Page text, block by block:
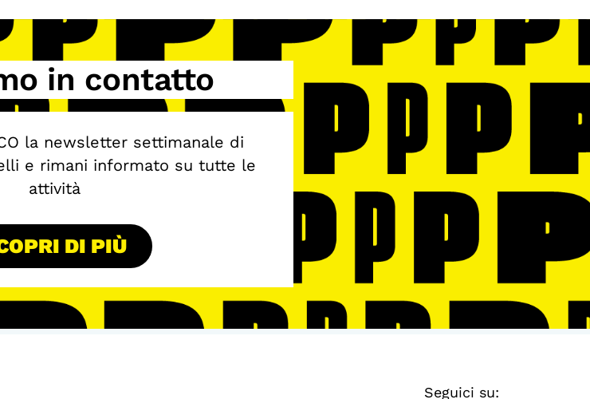
in contatto
la newsletter settimanale di
e rimani informato su tutte le
attività
DI PIÙ
Seguici su: